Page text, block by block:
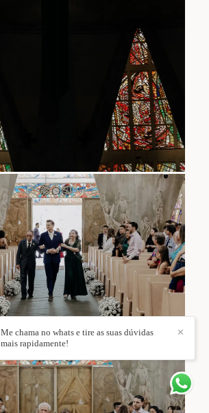
✕
Me chama no whats e tire as suas dúvidas
mais rapidamente!